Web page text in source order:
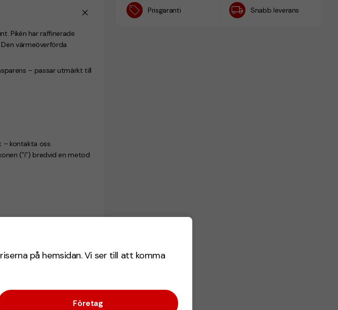
på hemsidan. Vi ser till att komma
Företag
Pikén har raffinerade
värmeöverförda
– passar utmärkt till
– kontakta oss.
(”i”) bredvid en metod
Prisgaranti Snabb leverans